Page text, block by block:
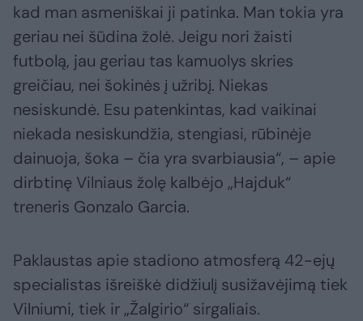
kad man asmeniškai ji patinka. Man tokia yra
geriau nei šūdina žolė. Jeigu nori žaisti
futbolą, jau geriau tas kamuolys skries
greičiau, nei šokinės į užribį. Niekas
nesiskundė. Esu patenkintas, kad vaikinai
niekada nesiskundžia, stengiasi, rūbinėje
dainuoja, šoka – čia yra svarbiausia“, – apie
dirbtinę Vilniaus žolę kalbėjo „Hajduk“
treneris Gonzalo Garcia.
Paklaustas apie stadiono atmosferą 42-ejų
specialistas išreiškė didžiulį susižavėjimą tiek
Vilniumi, tiek ir „Žalgirio“ sirgaliais.